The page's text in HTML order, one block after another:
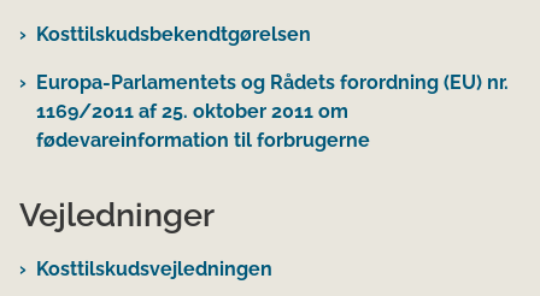
Kosttilskudsbekendtgørelsen
Europa-Parlamentets og Rådets forordning (EU) nr.
1169/2011 af 25. oktober 2011 om
fødevareinformation til forbrugerne
Vejledninger
Kosttilskudsvejledningen